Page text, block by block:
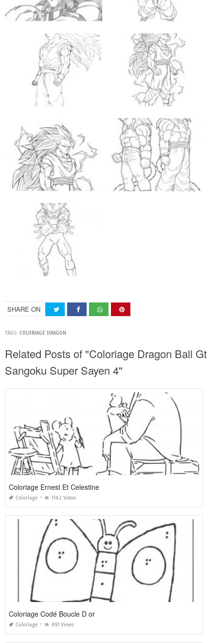
SHARE ON
TAGS: COLORIAGE DRAGON
Related Posts of "Coloriage Dragon Ball Gt
Sangoku Super Sayen 4"
Coloriage Ernest Et Celestine
Coloriage 1142 Views
Coloriage Codé Boucle D or
Coloriage 891 Views